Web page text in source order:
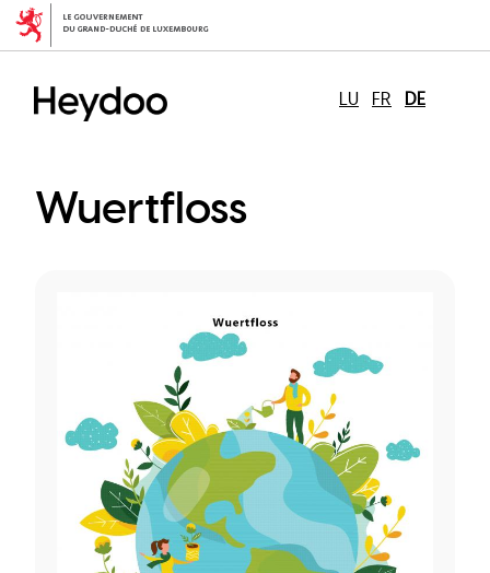
Direkt
zum
LU
FR DE
Wuertfloss